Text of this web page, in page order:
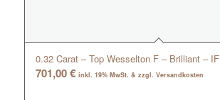
0.32 Carat – Top Wesselton F – Brilliant – IF
701,00€ inkl. 19% MwSt. & zzgl. Versandkosten